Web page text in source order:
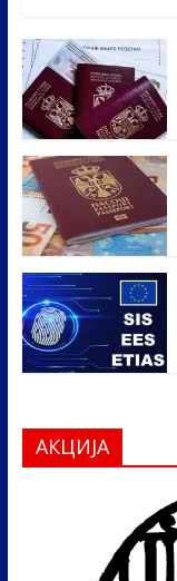
e
b
o
o
k
itt
er
АКЦИЈА